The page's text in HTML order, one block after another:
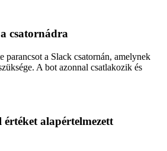
csatornádra
parancsot a Slack csatornán, amelynek
A bot azonnal csatlakozik és
értéket alapértelmezett